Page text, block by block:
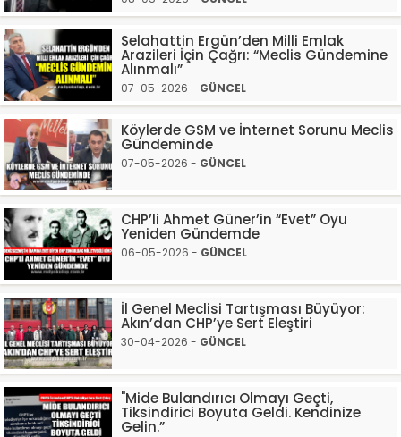
Selahattin Ergün’den Milli Emlak
Arazileri İçin Çağrı: “Meclis Gündemine
Alınmalı”
07-05-2026 - GÜNCEL
Köylerde GSM ve İnternet Sorunu Meclis
Gündeminde
07-05-2026 - GÜNCEL
CHP’li Ahmet Güner’in “Evet” Oyu
Yeniden Gündemde
06-05-2026 - GÜNCEL
İl Genel Meclisi Tartışması Büyüyor:
Akın’dan CHP’ye Sert Eleştiri
30-04-2026 - GÜNCEL
"Mide Bulandırıcı Olmayı Geçti,
Tiksindirici Boyuta Geldi. Kendinize
Gelin.”